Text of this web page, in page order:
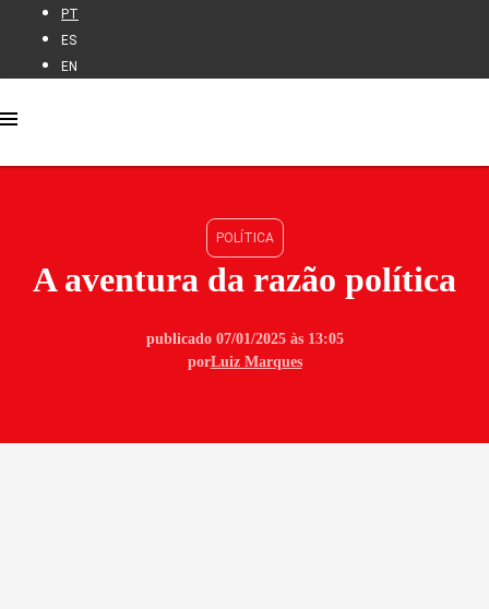
PT
ES
EN
POLÍTICA
A aventura da razão política
publicado 07/01/2025 às 13:05
porLuiz Marques